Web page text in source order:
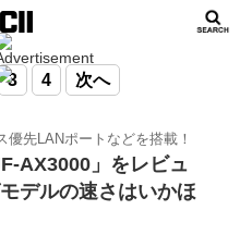
3 4 次へ
先LANポートなどを搭載！
AX3000」をレビュ
デルの速さはいかほ